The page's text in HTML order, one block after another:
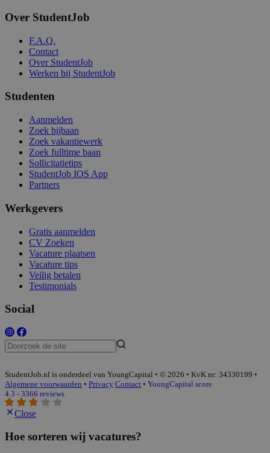
Over StudentJob
F.A.Q.
Contact
Over StudentJob
Werken bij StudentJob
Studenten
Aanmelden
Zoek bijbaan
Zoek vakantiewerk
Zoek fulltime baan
Sollicitatietips
StudentJob IOS App
Partners
Werkgevers
Gratis aanmelden
CV Zoeken
Vacature plaatsen
Vacature tips
Veilig betalen
Testimonials
Social
StudentJob.nl is onderdeel van YoungCapital • © 2026 • KvK nr: 34330199 •
Algemene voorwaarden • Privacy Contact • YoungCapital score
4.3 - 3366 reviews
Close
Hoe sorteren wij vacatures?